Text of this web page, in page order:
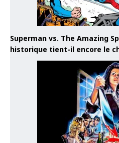
Superman vs. The Amazing
historique tient-il encore le